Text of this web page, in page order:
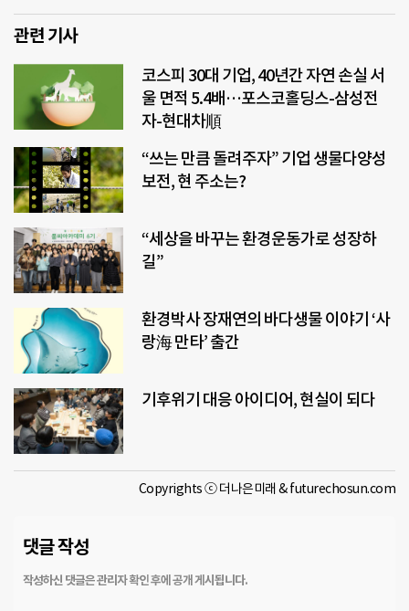
관련 기사
코스피 30대 기업, 40년간 자연 손실 서
울 면적 5.4배…포스코홀딩스-삼성전
자-현대차順
“쓰는 만큼 돌려주자” 기업 생물다양성
보전, 현 주소는?
“세상을 바꾸는 환경운동가로 성장하
길”
환경박사 장재연의 바다생물 이야기 ‘사
랑海 만타’ 출간
기후위기 대응 아이디어, 현실이 되다
Copyrights ⓒ 더나은미래 & futurechosun.com
댓글 작성